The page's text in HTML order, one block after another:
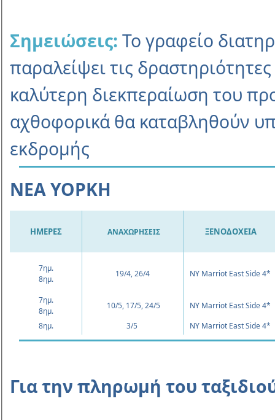
Σηµειώσεις: Το γραφείο
παραλείψει τις
καλύτερη διεκπεραίωση του
αχθοφορικά θα καταβληθούν
εκδροµής
ΝΕΑ ΥΟΡΚΗ
ΗΜΕΡΕΣ ΑΝΑΧΩΡΗΣΕΙΣ ΞΕΝΟΔΟΧΕΙΑ
7ημ.
8ημ.
19/4, 26/4 NY Marriot East Side 4*
7ημ.
8ημ.
10/5, 17/5, 24/5
NY Marriot East Side 4*
8ημ.
3/5 NY Marriot East Side 4*
Για την πληρωμή του